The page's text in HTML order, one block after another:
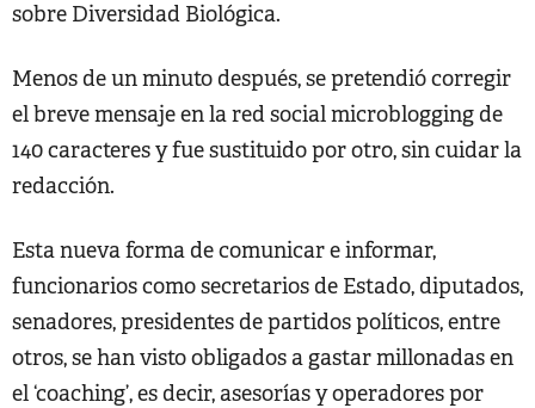
sobre Diversidad Biológica.
Menos de un minuto después, se pretendió corregir
el breve mensaje en la red social microblogging de
140 caracteres y fue sustituido por otro, sin cuidar la
redacción.
Esta nueva forma de comunicar e informar,
funcionarios como secretarios de Estado, diputados,
senadores, presidentes de partidos políticos, entre
otros, se han visto obligados a gastar millonadas en
el ‘coaching’, es decir, asesorías y operadores por